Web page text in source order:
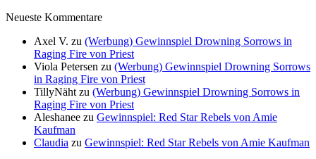
Neueste Kommentare
Axel V. zu (Werbung) Gewinnspiel Drowning Sorrows in
Raging Fire von Priest
Viola Petersen zu (Werbung) Gewinnspiel Drowning Sorrows
in Raging Fire von Priest
TillyNäht zu (Werbung) Gewinnspiel Drowning Sorrows in
Raging Fire von Priest
Aleshanee zu Gewinnspiel: Red Star Rebels von Amie
Kaufman
Claudia zu Gewinnspiel: Red Star Rebels von Amie Kaufman